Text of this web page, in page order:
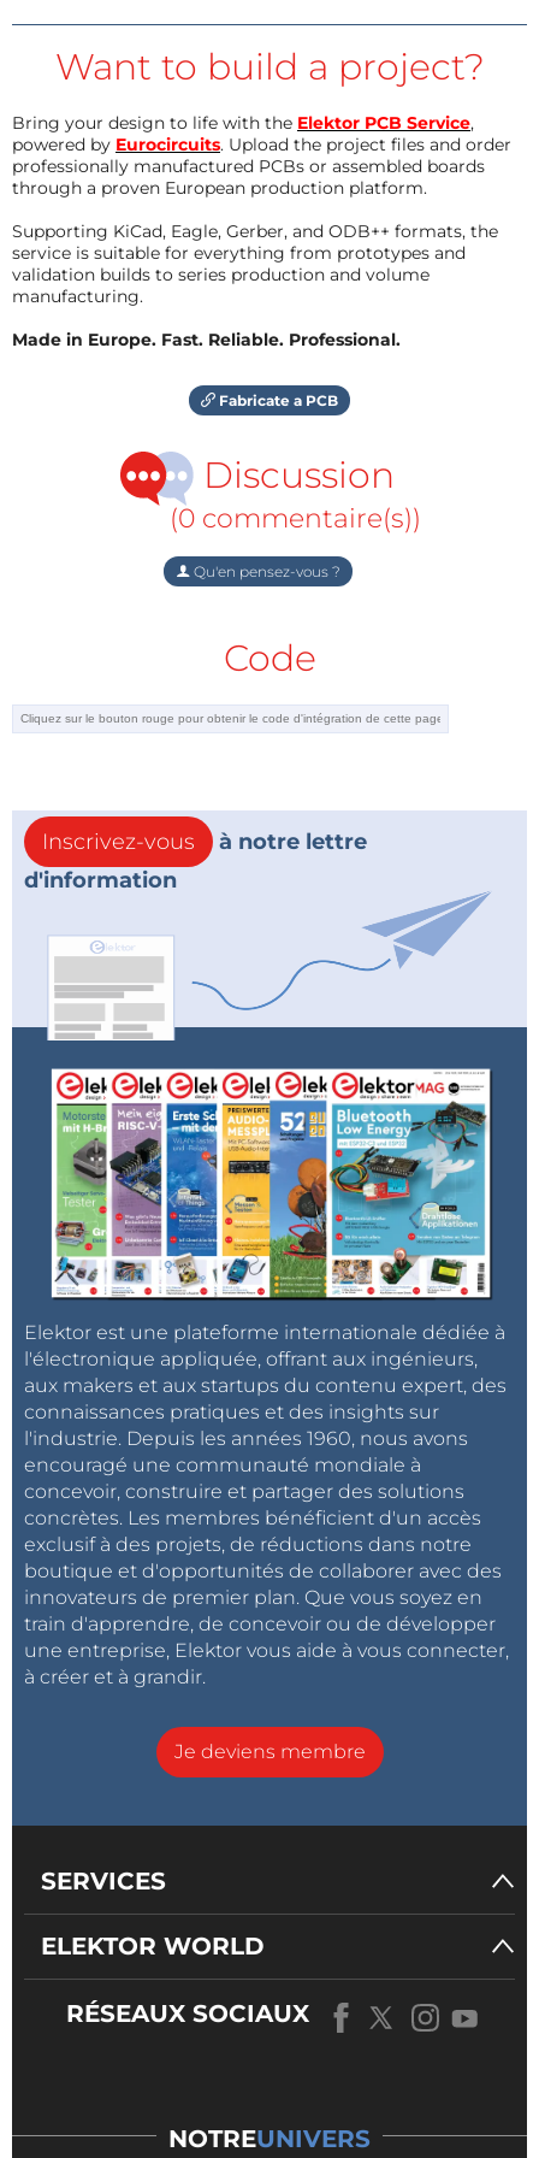
Want to build a project?
Bring your design to life with the Elektor PCB Service,
powered by Eurocircuits. Upload the project files and order
professionally manufactured PCBs or assembled boards
through a proven European production platform.
Supporting KiCad, Eagle, Gerber, and ODB++ formats, the
service is suitable for everything from prototypes and
validation builds to series production and volume
manufacturing.
Made in Europe. Fast. Reliable. Professional.
Fabricate a PCB
Discussion
(0 commentaire(s))
Qu'en pensez-vous ?
Code
Inscrivez-vous
à notre lettre
d'information
Elektor est une plateforme internationale dédiée à
l'électronique appliquée, offrant aux ingénieurs,
aux makers et aux startups du contenu expert, des
connaissances pratiques et des insights sur
l'industrie. Depuis les années 1960, nous avons
encouragé une communauté mondiale à
concevoir, construire et partager des solutions
concrètes. Les membres bénéficient d'un accès
exclusif à des projets, de réductions dans notre
boutique et d'opportunités de collaborer avec des
innovateurs de premier plan. Que vous soyez en
train d'apprendre, de concevoir ou de développer
une entreprise, Elektor vous aide à vous connecter,
à créer et à grandir.
Je deviens membre
SERVICES
ELEKTOR WORLD
RÉSEAUX SOCIAUX
NOTREUNIVERS